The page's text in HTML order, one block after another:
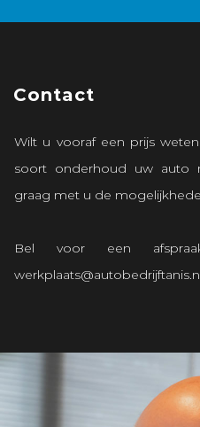
Contact
Wilt u vooraf een prijs
soort onderhoud uw auto
graag met u de
Bel voor een